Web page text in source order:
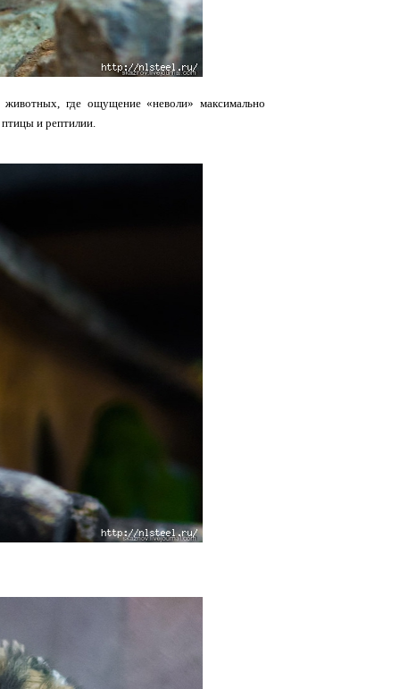
где ощущение «неволи» максимально
и рептилии.